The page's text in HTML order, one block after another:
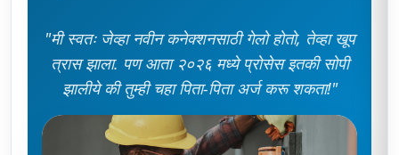
"मी स्वतः जेव्हा नवीन कनेक्शनसाठी गेलो होतो, तेव्हा खूप
त्रास झाला. पण आता २०२६ मध्ये प्रोसेस इतकी सोपी
झालीये की तुम्ही चहा पिता-पिता अर्ज करू शकता!"